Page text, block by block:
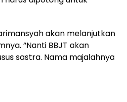
akan melanjutkan
“Nanti BBJT akan
sastra. Nama majalahnya